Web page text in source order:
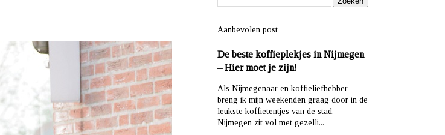
Aanbevolen post
De beste koffieplekjes in Nijmegen
– Hier moet je zijn!
Als Nijmegenaar en koffieliefhebber
breng ik mijn weekenden graag door in de
leukste koffietentjes van de stad.
Nijmegen zit vol met gezelli...